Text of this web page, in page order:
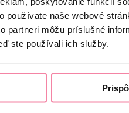
používate naše webové
partneri môžu príslušné
ste používali ich služby.
predajniach